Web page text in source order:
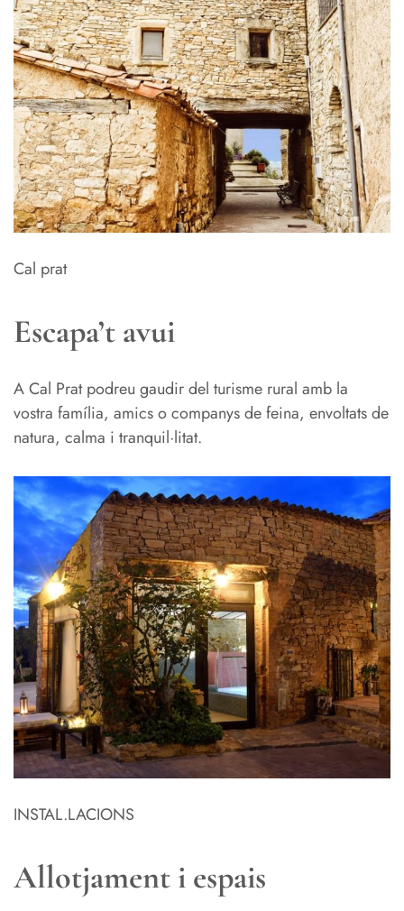
Cal prat
Escapa’t avui
A Cal Prat podreu gaudir del turisme rural amb la
vostra família, amics o companys de feina, envoltats de
natura, calma i tranquil·litat.
INSTAL.LACIONS
Allotjament i espais